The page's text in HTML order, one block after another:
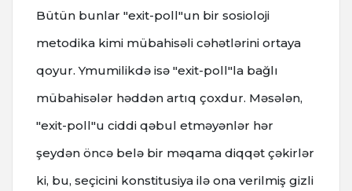
Bütün bunlar "exit-poll"un bir sosioloji
metodika kimi mübahisəli cəhətlərini ortaya
qoyur. Ymumilikdə isə "exit-poll"la bağlı
mübahisələr həddən artıq çoxdur. Məsələn,
"exit-poll"u ciddi qəbul etməyənlər hər
şeydən öncə belə bir məqama diqqət çəkirlər
ki, bu, seçicini konstitusiya ilə ona verilmiş gizli